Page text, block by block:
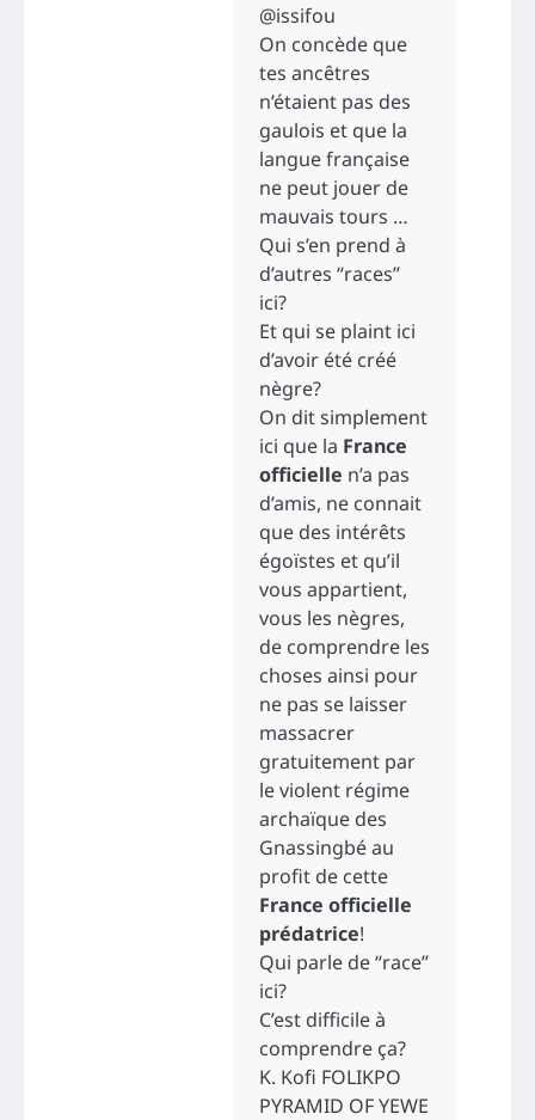
@issifou
On concède que
tes ancêtres
n’étaient pas des
gaulois et que la
langue française
ne peut jouer de
mauvais tours …
Qui s’en prend à
d’autres “races”
ici?
Et qui se plaint ici
d’avoir été créé
nègre?
On dit simplement
ici que la France
officielle n’a pas
d’amis, ne connait
que des intérêts
égoïstes et qu’il
vous appartient,
vous les nègres,
de comprendre les
choses ainsi pour
ne pas se laisser
massacrer
gratuitement par
le violent régime
archaïque des
Gnassingbé au
profit de cette
France officielle
prédatrice!
Qui parle de “race”
ici?
C’est difficile à
comprendre ça?
K. Kofi FOLIKPO
PYRAMID OF YEWE